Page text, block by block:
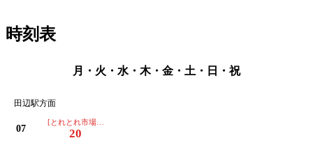
時刻表
月・火・水・木・金・土・日・祝
田辺駅方面
07
[とれとれ市場・白浜駅・富田橋・文里経由 田辺駅行]
20